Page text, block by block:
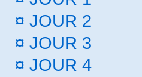
¤ JOUR 2
¤ JOUR 3
¤ JOUR 4